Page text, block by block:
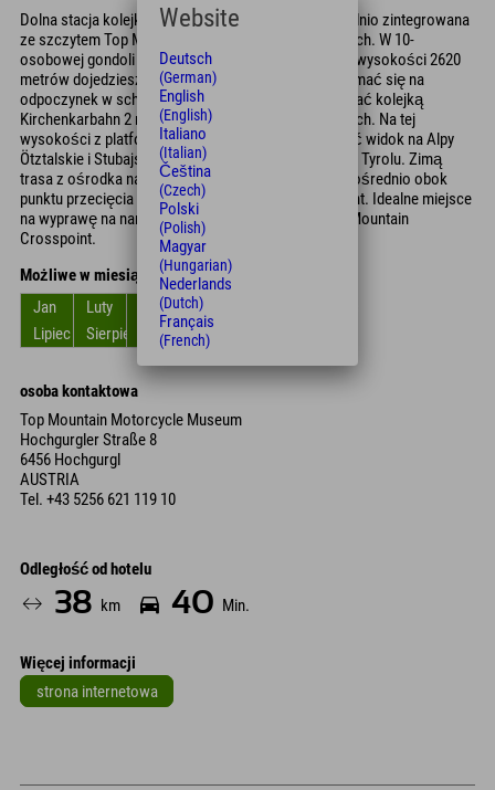
Dolna stacja kolejki Kirchenkarbahn 1 jest bezpośrednio zintegrowana
ze szczytem Top Mountain Crosspoint na Timmelsjoch. W 10-
osobowej gondoli do stacji środkowej położonej na wysokości 2620
metrów dojedziesz w 4,5 minuty. Tutaj można zatrzymać się na
odpoczynek w schronisku Kirchenkarhütte lub wjechać kolejką
Kirchenkarbahn 2 na wysokość 2839 metrów w Alpach. Na tej
wysokości z platform widokowych można podziwiać widok na Alpy
Ötztalskie i Stubajskie oraz Dolomity w Południowym Tyrolu. Zimą
trasa z ośrodka narciarskiego Gurgl przebiega bezpośrednio obok
punktu przecięcia szczytów Top Mountain Crosspoint. Idealne miejsce
na wyprawę na narty i przystanek w restauracji Top Mountain
Crosspoint.
Możliwe w miesiącach
Jan
Luty Zniszczyćkwiecień
Lipiec
Sierpień WrzesieńPaździernik
osoba kontaktowa
Top Mountain Motorcycle Museum
Hochgurgler Straße 8
6456 Hochgurgl
AUSTRIA
Tel. +43 5256 621 119 10
Odległość od hotelu
38 km 40 Min.
Więcej informacji
strona internetowa
Website
Deutsch
(German)
English
(English)
Italiano
(Italian)
Čeština
(Czech)
Polski
(Polish)
Magyar
(Hungarian)
Nederlands
(Dutch)
Français
(French)